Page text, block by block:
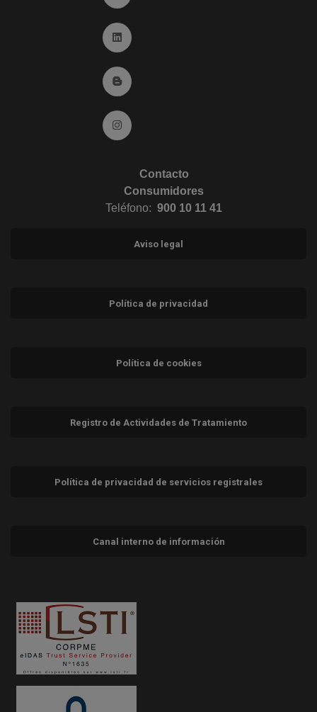
Ir a Linkedin (abre en ventana nueva)
Ir al Blog (abre en ventana nueva)
Ir a Instagram (abre en ventana nueva)
Contacto
Consumidores
Teléfono: 900 10 11 41
Aviso legal
Política de privacidad
Política de cookies
Registro de Actividades de Tratamiento
Política de privacidad de servicios registrales
Canal interno de información